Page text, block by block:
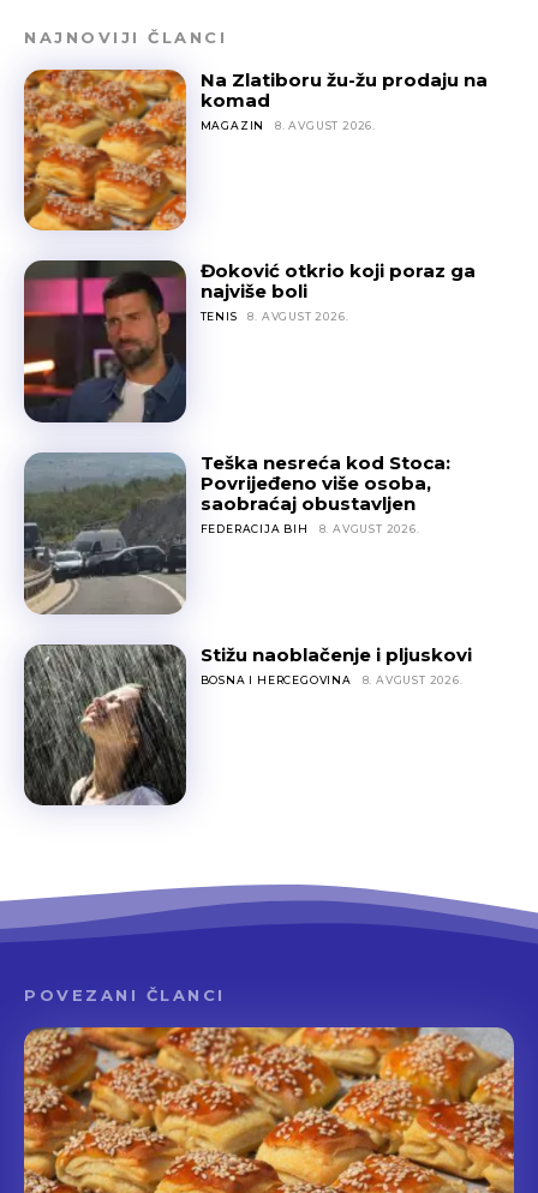
NAJNOVIJI ČLANCI
Na Zlatiboru žu-žu prodaju na
komad
MAGAZIN 8. AVGUST 2026.
Đoković otkrio koji poraz ga
najviše boli
TENIS 8. AVGUST 2026.
Teška nesreća kod Stoca:
Povrijeđeno više osoba,
saobraćaj obustavljen
FEDERACIJA BIH 8. AVGUST 2026.
Stižu naoblačenje i pljuskovi
BOSNA I HERCEGOVINA 8. AVGUST 2026.
POVEZANI ČLANCI